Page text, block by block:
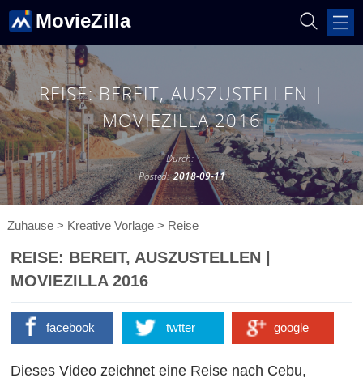
MovieZilla
REISE: BEREIT, AUSZUSTELLEN |
MOVIEZILLA 2016
Durch:
Posted: 2018-09-11
Zuhause> Kreative Vorlage> Reise
REISE: BEREIT, AUSZUSTELLEN |
MOVIEZILLA 2016
facebook twtter google
Dieses Video zeichnet eine Reise nach Cebu,